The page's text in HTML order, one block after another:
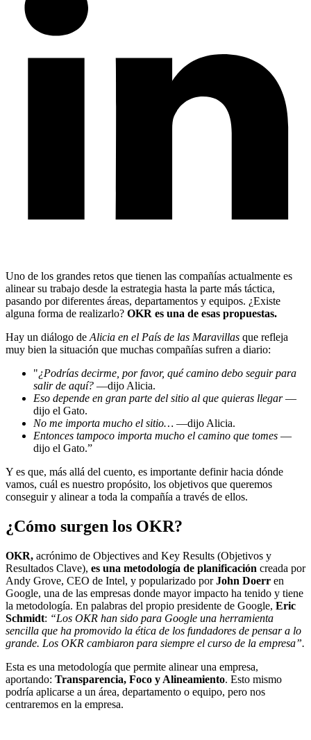
Uno de los grandes retos que tienen las compañías actualmente es
alinear su trabajo desde la estrategia hasta la parte más táctica,
pasando por diferentes áreas, departamentos y equipos. ¿Existe
alguna forma de realizarlo? OKR es una de esas propuestas.
Hay un diálogo de Alicia en el País de las Maravillas que refleja
muy bien la situación que muchas compañías sufren a diario:
"¿Podrías decirme, por favor, qué camino debo seguir para
salir de aquí? —dijo Alicia.
Eso depende en gran parte del sitio al que quieras llegar—
dijo el Gato.
No me importa mucho el sitio… —dijo Alicia.
Entonces tampoco importa mucho el camino que tomes —
dijo el Gato.”
Y es que, más allá del cuento, es importante definir hacia dónde
vamos, cuál es nuestro propósito, los objetivos que queremos
conseguir y alinear a toda la compañía a través de ellos.
¿Cómo surgen los OKR?
OKR, acrónimo de Objectives and Key Results (Objetivos y
Resultados Clave), es una metodología de planificación creada por
Andy Grove, CEO de Intel, y popularizado porJohn Doerr en
Google, una de las empresas donde mayor impacto ha tenido y tiene
la metodología. En palabras del propio presidente de Google, Eric
Schmidt: “Los OKR han sido para Google una herramienta
sencilla que ha promovido la ética de los fundadores de pensar a lo
grande. Los OKR cambiaron para siempre el curso de la empresa”.
Esta es una metodología que permite alinear una empresa,
aportando: Transparencia, Foco y Alineamiento. Esto mismo
podría aplicarse a un área, departamento o equipo, pero nos
centraremos en la empresa.